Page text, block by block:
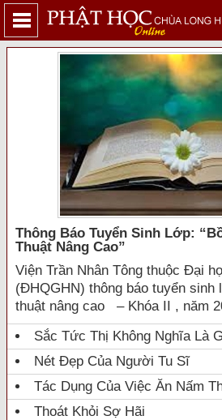
Thông Báo Tuyển Sinh Lớp:
Thuật Nâng Cao”
Viện Trần Nhân Tông thuộc Đại
(ĐHQGHN) thông báo tuyển
thuật nâng cao – Khóa II , năm
Sắc Tức Thị Không Nghĩa Là
Nét Đẹp Của Người Tu Sĩ
Tác Dụng Của Việc Ăn Nấm
Thoát Khỏi Sợ Hãi